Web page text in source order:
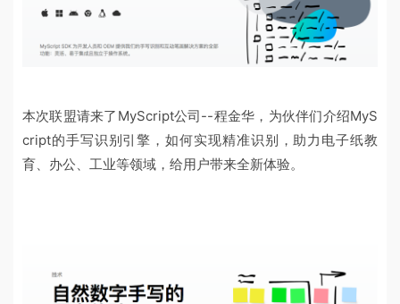
本次联盟请来了MyScript公司--程金华，为伙伴们介绍MyS
cript的手写识别引擎，如何实现精准识别，助力电子纸教
育、办公、工业等领域，给用户带来全新体验。